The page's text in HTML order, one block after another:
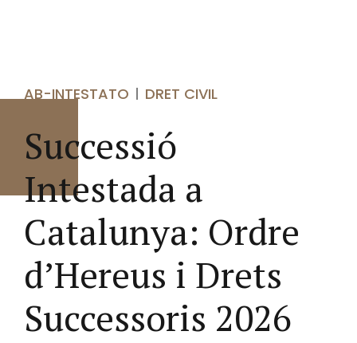
AB-INTESTATO DRET CIVIL
Successió
Intestada a
Catalunya: Ordre
d’Hereus i Drets
Successoris 2026